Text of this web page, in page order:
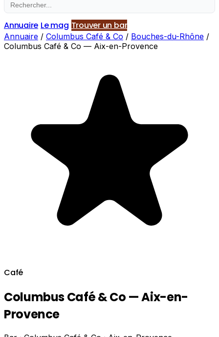
Annuaire Le mag Trouver un bar
Annuaire / Columbus Café & Co / Bouches-du-Rhône /
Columbus Café & Co — Aix-en-Provence
Café
Columbus Café & Co — Aix-en-
Provence